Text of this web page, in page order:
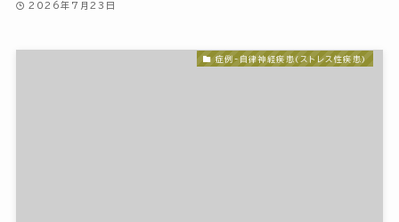
2026年7月23日
症例-自律神経疾患(ストレス性疾患)